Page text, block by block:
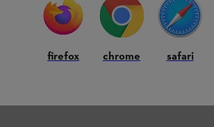
alle domande più frequenti.
Domande frequenti
firefox chrome safari